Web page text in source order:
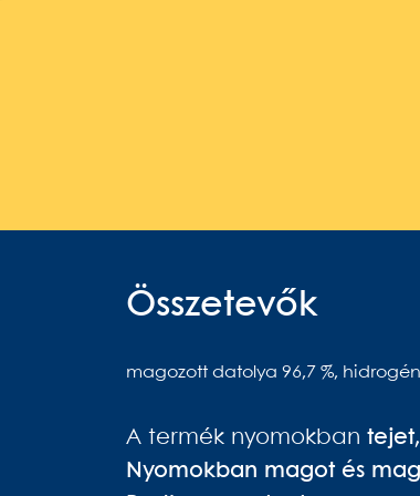
Összetevők
magozott datolya 96,7 %,
A termék nyomokban
Nyomokban magot és